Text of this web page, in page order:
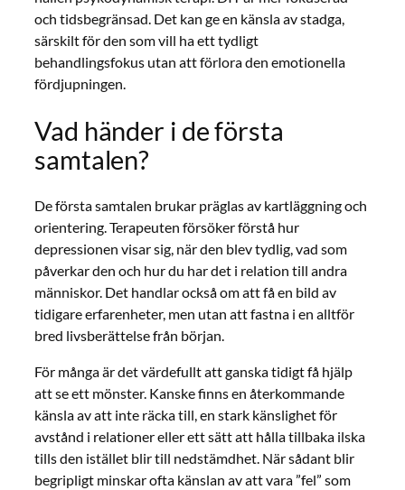
och tidsbegränsad. Det kan ge en känsla av stadga,
särskilt för den som vill ha ett tydligt
behandlingsfokus utan att förlora den emotionella
fördjupningen.
Vad händer i de första
samtalen?
De första samtalen brukar präglas av kartläggning och
orientering. Terapeuten försöker förstå hur
depressionen visar sig, när den blev tydlig, vad som
påverkar den och hur du har det i relation till andra
människor. Det handlar också om att få en bild av
tidigare erfarenheter, men utan att fastna i en alltför
bred livsberättelse från början.
För många är det värdefullt att ganska tidigt få hjälp
att se ett mönster. Kanske finns en återkommande
känsla av att inte räcka till, en stark känslighet för
avstånd i relationer eller ett sätt att hålla tillbaka ilska
tills den istället blir till nedstämdhet. När sådant blir
begripligt minskar ofta känslan av att vara ”fel” som